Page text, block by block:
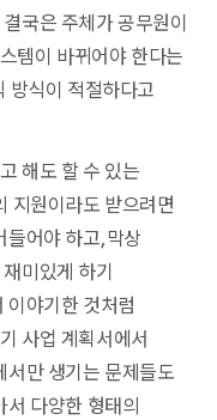
국은 주체가 공무원이
템이 바뀌어야 한다는
방식이 적절하다고
해도 할 수 있는
지원이라도 받으려면
어야 하고, 막상
미있게 하기
이야기한 것처럼
사업 계획서에서
서만 생기는 문제들도
다양한 형태의